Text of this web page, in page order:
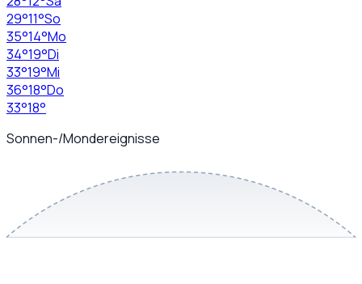
29°11°So
35°14°Mo
34°19°Di
33°19°Mi
36°18°Do
33°18°
Sonnen-/Mondereignisse